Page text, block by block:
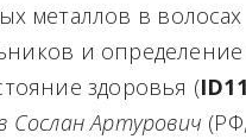
металлов в волосах
и
здоровья (ID
Сослан Артурович (РФ,